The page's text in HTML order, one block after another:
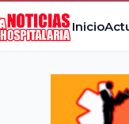
Inicio